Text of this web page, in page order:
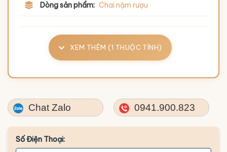
Dòng sản phẩm: Chai nậm rượu
XEM THÊM (1 THUỘC TÍNH)
Chat Zalo 0941.900.823
Số Điện Thoại: